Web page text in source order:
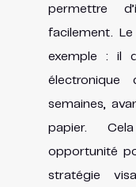
permettre
facilement.
exemple : il
électronique
semaines,
papier.
opportunité
stratégie